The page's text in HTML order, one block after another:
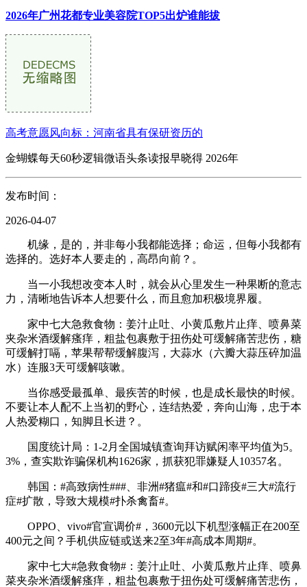
2026年广州花都专业美容院TOP5出炉谁能拔
高考意愿风向标：河南省具有保研资历的
金蝴蝶每天60秒逻辑微语头条读报早晓得 2026年
发布时间：
2026-04-07
机缘，是的，并非每小我都能选择；命运，但每小我都有
选择的。选好本人要走的，高昂向前？。
当一小我想改变本人时，就会从心里发生一种果断的意志
力，清晰地告诉本人想要什么，而且愈加积极境界履。
家中七大急救食物：姜汁止吐、小黄瓜敷片止痒、喷鼻菜
夹杂米酒缓解瘙痒，粗盐包裹敷于扭伤处可缓解痛苦悲伤，糖
可缓解打嗝，苹果帮帮缓解腹泻，大蒜水（六瓣大蒜压碎加温
水）连服3天可缓解咳嗽。
当你感受最孤单、最疾苦的时候，也是成长最快的时候。
不要让本人配不上当初的野心，连结热爱，奔向山海，忠于本
人热爱糊口，知脚且长进？。
国度统计局：1-2月全国城镇查询拜访赋闲率平均值为5。
3%，查实欺诈骗保机构1626家，抓获犯罪嫌疑人10357名。
韩国：#高致病性###、非洲#猪瘟#和#口蹄疫#三大#流行
症#扩散，导致大规模#扑杀禽畜#。
OPPO、vivo#官宣调价#，3600元以下机型涨幅正在200至
400元之间？手机供应链或送来2至3年#高成本周期#。
家中七大#急救食物#：姜汁止吐、小黄瓜敷片止痒、喷鼻
菜夹杂米酒缓解瘙痒，粗盐包裹敷于扭伤处可缓解痛苦悲伤，